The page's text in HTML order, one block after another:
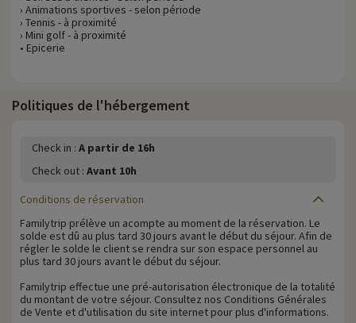
› Animations sportives - selon période
› Tennis - à proximité
› Mini golf - à proximité
• Epicerie
Politiques de l'hébergement
Check in : A partir de 16h
Check out : Avant 10h
Conditions de réservation
Familytrip prélève un acompte au moment de la réservation. Le
solde est dû au plus tard 30 jours avant le début du séjour. Afin de
régler le solde le client se rendra sur son espace personnel au
plus tard 30 jours avant le début du séjour.
Familytrip effectue une pré-autorisation électronique de la totalité
du montant de votre séjour. Consultez nos Conditions Générales
de Vente et d'utilisation du site internet pour plus d'informations.